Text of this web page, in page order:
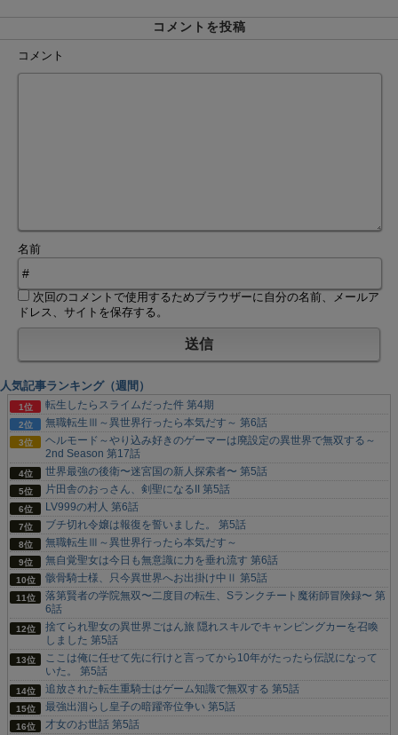
コメントを投稿
コメント
名前
次回のコメントで使用するためブラウザーに自分の名前、メールア
ドレス、サイトを保存する。
人気記事ランキング（週間）
転生したらスライムだった件 第4期
無職転生Ⅲ～異世界行ったら本気だす～ 第6話
ヘルモード～やり込み好きのゲーマーは廃設定の異世界で無双する～
2nd Season 第17話
世界最強の後衛〜迷宮国の新人探索者〜 第5話
片田舎のおっさん、剣聖になるII 第5話
LV999の村人 第6話
ブチ切れ令嬢は報復を誓いました。 第5話
無職転生Ⅲ～異世界行ったら本気だす～
無自覚聖女は今日も無意識に力を垂れ流す 第6話
骸骨騎士様、只今異世界へお出掛け中Ⅱ 第5話
落第賢者の学院無双〜二度目の転生、Sランクチート魔術師冒険録〜 第
6話
捨てられ聖女の異世界ごはん旅 隠れスキルでキャンピングカーを召喚
しました 第5話
ここは俺に任せて先に行けと言ってから10年がたったら伝説になって
いた。 第5話
追放された転生重騎士はゲーム知識で無双する 第5話
最強出涸らし皇子の暗躍帝位争い 第5話
才女のお世話 第5話